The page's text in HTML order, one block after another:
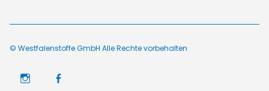
© Westfalenstoffe GmbH Alle Rechte vorbehalten